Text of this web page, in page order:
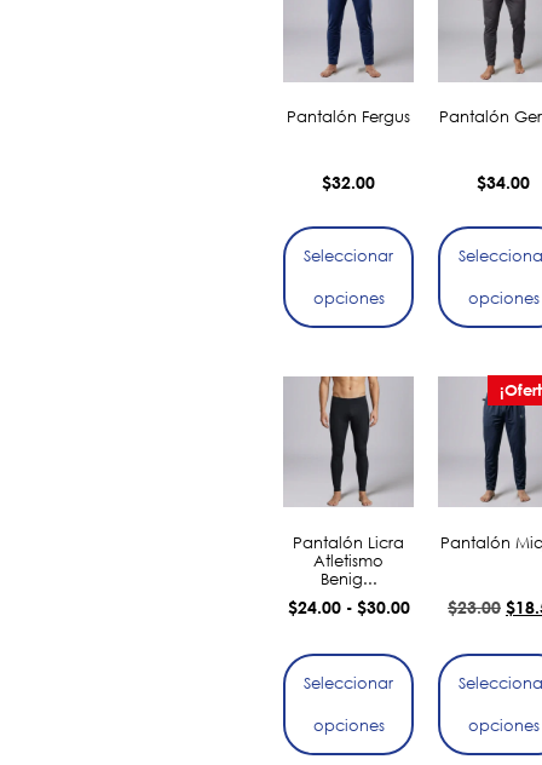
Pantalón Fergus
$32.00
Seleccionar
opciones
Pantalón
$34.00
opciones
Pantalón Licra
Atletismo
Benig...
$24.00 - $30.00
Seleccionar
opciones
Pantalón
$23.00 $
opciones